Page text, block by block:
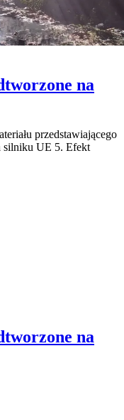
na
przedstawiającego
silniku UE 5. Efekt
na